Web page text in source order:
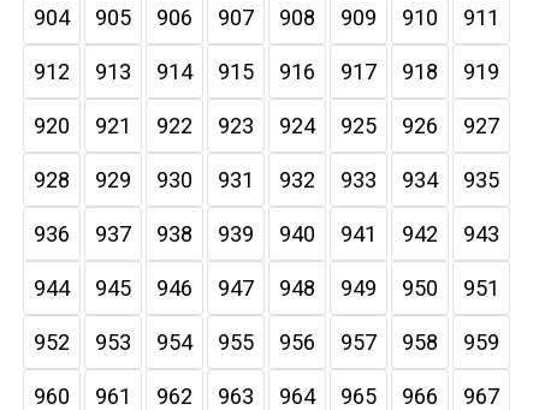
904 905 906 907 908 909 910 911
912 913 914 915 916 917 918 919
920 921 922 923 924 925 926 927
928 929 930 931 932 933 934 935
936 937 938 939 940 941 942 943
944 945 946 947 948 949 950 951
952 953 954 955 956 957 958 959
960 961 962 963 964 965 966 967